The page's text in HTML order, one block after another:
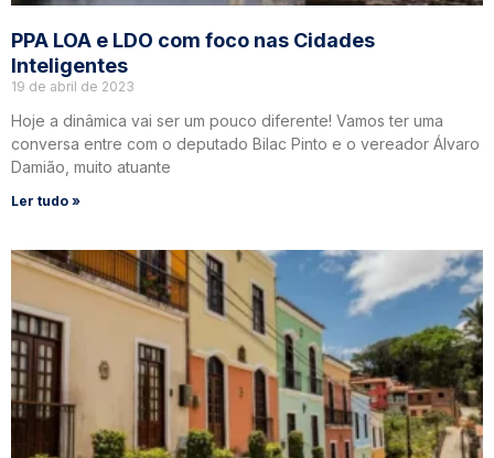
PPA LOA e LDO com foco nas Cidades
Inteligentes
19 de abril de 2023
Hoje a dinâmica vai ser um pouco diferente! Vamos ter uma
conversa entre com o deputado Bilac Pinto e o vereador Álvaro
Damião, muito atuante
Ler tudo »